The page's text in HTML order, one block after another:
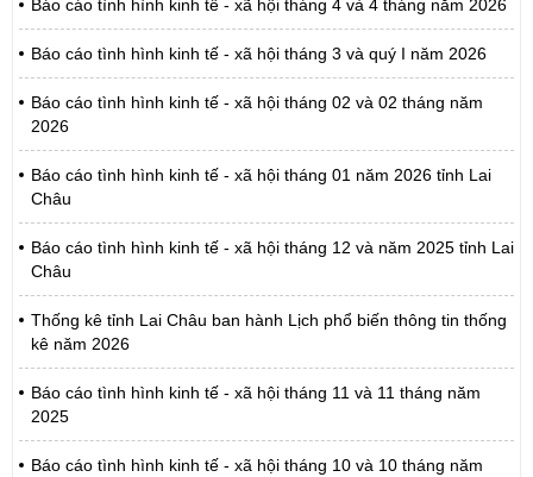
Báo cáo tình hình kinh tế - xã hội tháng 4 và 4 tháng năm 2026
Báo cáo tình hình kinh tế - xã hội tháng 3 và quý I năm 2026
Báo cáo tình hình kinh tế - xã hội tháng 02 và 02 tháng năm
2026
Báo cáo tình hình kinh tế - xã hội tháng 01 năm 2026 tỉnh Lai
Châu
Báo cáo tình hình kinh tế - xã hội tháng 12 và năm 2025 tỉnh Lai
Châu
Thống kê tỉnh Lai Châu ban hành Lịch phổ biến thông tin thống
kê năm 2026
Báo cáo tình hình kinh tế - xã hội tháng 11 và 11 tháng năm
2025
Báo cáo tình hình kinh tế - xã hội tháng 10 và 10 tháng năm